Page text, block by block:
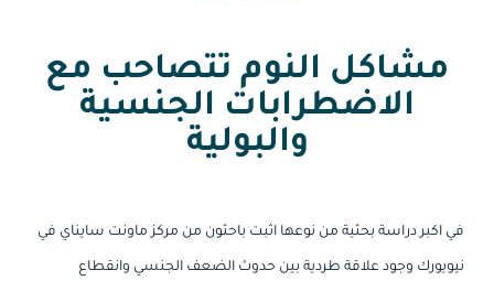
مشاكل النوم تتصاحب مع
الاضطرابات الجنسية
والبولية
في اكبر دراسة بحثية من نوعها اثبت باحثون من مركز ماونت سايناي في
نيويورك وجود علاقة طردية بين حدوث الضعف الجنسي وانقطاع